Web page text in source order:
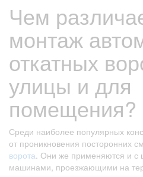
Чем
монтаж
откатных
улицы и для
помещения?
Среди наиболее популярных
от проникновения посторонних
ворота. Они же применяются и с
машинами, проезжающими на